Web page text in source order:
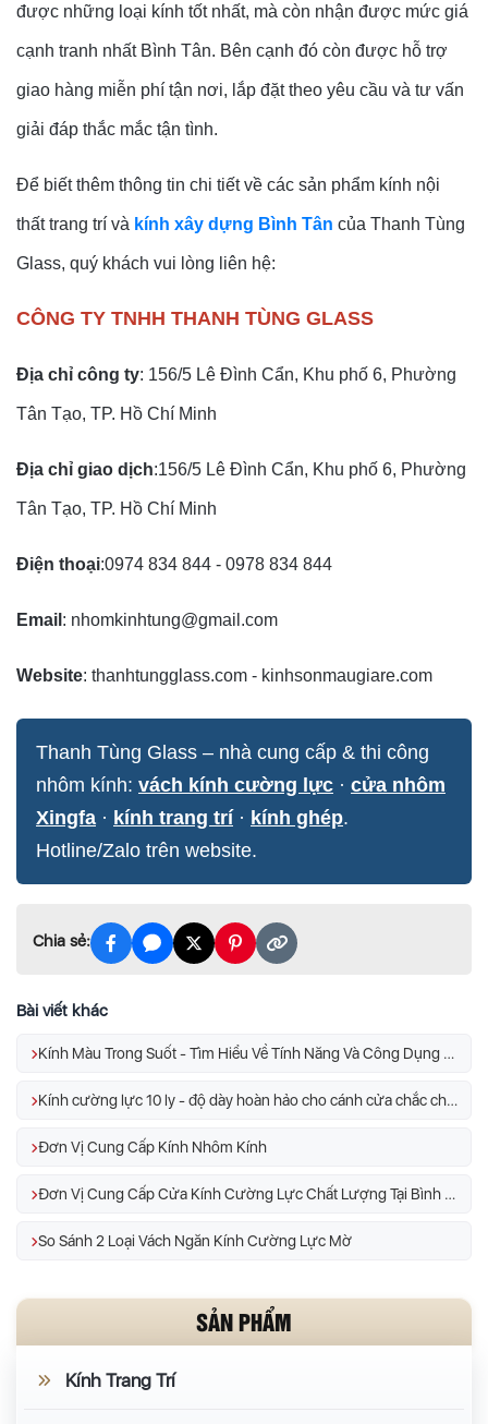
được những loại kính tốt nhất, mà còn nhận được mức giá
cạnh tranh nhất Bình Tân. Bên cạnh đó còn được hỗ trợ
giao hàng miễn phí tận nơi, lắp đặt theo yêu cầu và tư vấn
giải đáp thắc mắc tận tình.
Để biết thêm thông tin chi tiết về các sản phẩm kính nội
thất trang trí và kính xây dựng Bình Tân của Thanh Tùng
Glass, quý khách vui lòng liên hệ:
CÔNG TY TNHH THANH TÙNG GLASS
Địa chỉ công ty: 156/5 Lê Đình Cẩn, Khu phố 6, Phường
Tân Tạo, TP. Hồ Chí Minh
Địa chỉ giao dịch:156/5 Lê Đình Cẩn, Khu phố 6, Phường
Tân Tạo, TP. Hồ Chí Minh
Điện thoại:0974 834 844 - 0978 834 844
Email : nhomkinhtung@gmail.com
Website: thanhtungglass.com - kinhsonmaugiare.com
Thanh Tùng Glass – nhà cung cấp & thi công
nhôm kính: vách kính cường lực · cửa nhôm
Xingfa · kính trang trí · kính ghép.
Hotline/Zalo trên website.
Chia sẻ:
Bài viết khác
Kính Màu Trong Suốt - Tìm Hiểu Về Tính Năng Và Công Dụng Của Kính
Kính cường lực 10 ly - độ dày hoàn hảo cho cánh cửa chắc chắn
Đơn Vị Cung Cấp Kính Nhôm Kính
Đơn Vị Cung Cấp Cửa Kính Cường Lực Chất Lượng Tại Bình Tân
So Sánh 2 Loại Vách Ngăn Kính Cường Lực Mờ
SẢN PHẨM
Kính Trang Trí